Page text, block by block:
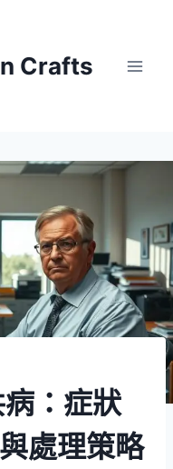
Crafts
：症狀
處理策略